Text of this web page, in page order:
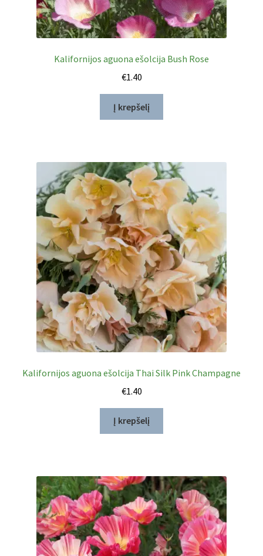
Kalifornijos aguona ešolcija Bush Rose
€1.40
Į krepšelį
Kalifornijos aguona ešolcija Thai Silk Pink Champagne
€1.40
Į krepšelį